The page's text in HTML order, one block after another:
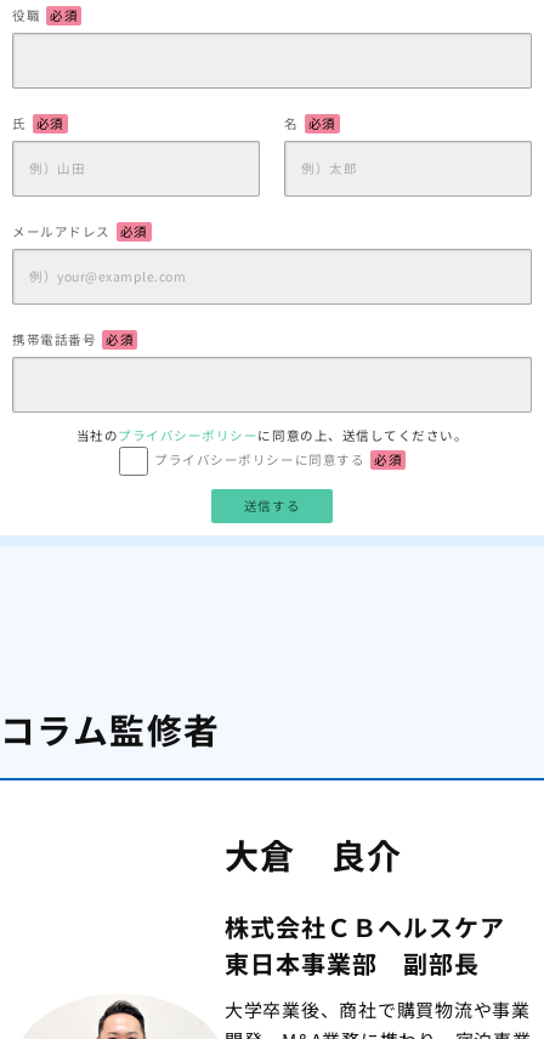
役職 必須
氏 必須 名 必須
メールアドレス 必須
携帯電話番号 必須
当社のプライバシーポリシーに同意の上、送信してください。
プライバシーポリシーに同意する
必須
コラム監修者
大倉 良介
株式会社ＣＢヘルスケア
東日本事業部 副部長
大学卒業後、商社で購買物流や事業